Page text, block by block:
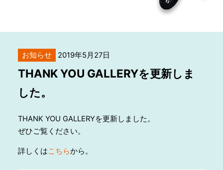
お知らせ 2019年5月27日
THANK YOU GALLERYを更新しま
した。
THANK YOU GALLERYを更新しました。
ぜひご覧ください。
詳しくはこちらから。